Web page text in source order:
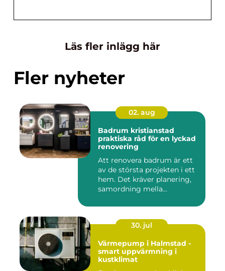
Läs fler inlägg här
Fler nyheter
02. aug
Badrum kristianstad
praktiska råd för en lyckad
renovering
Att renovera badrum är ett
av de största projekten i ett
hem. Det kräver planering,
samordning mella...
30. jul
Värmepump i Halmstad -
smart uppvärmning i
kustklimat